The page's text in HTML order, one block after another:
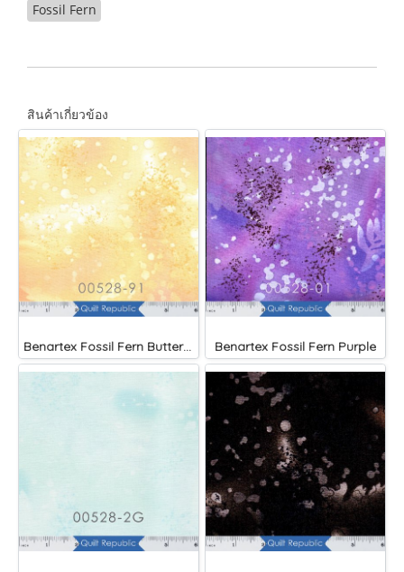
Fossil Fern
สินค้าเกี่ยวข้อง
Benartex Fossil Fern Butternut Benartex Fossil Fern Purple